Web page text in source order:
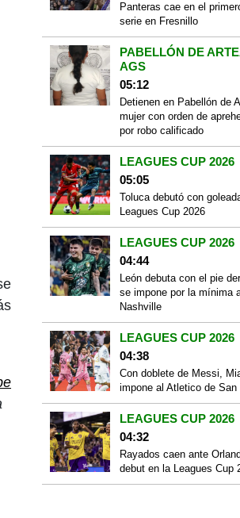
Panteras cae en el
serie en Fresnillo
PABELLÓN DE
AGS
05:12
Detienen en Pabellón de
mujer con orden de
por robo calificado
LEAGUES CUP 2026
05:05
Toluca debutó con
Leagues Cup 2026
LEAGUES CUP 2026
04:44
León debuta con el pie
se impone por la mínima
Nashville
LEAGUES CUP 2026
04:38
Con doblete de Messi,
impone al Atletico de San
LEAGUES CUP 2026
04:32
Rayados caen ante
debut en la Leagues Cup